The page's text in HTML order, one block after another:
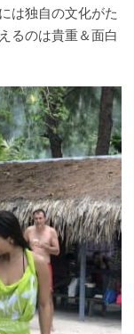
は独自の文化がた
るのは貴重＆面白